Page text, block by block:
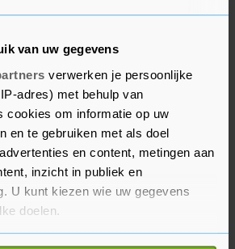
van uw gegevens
verwerken je persoonlijke
adres) met behulp van
cookies om informatie op uw
en te gebruiken met als doel
en content, metingen aan
inzicht in publiek en
U kunt kiezen wie uw gegevens
doelen.